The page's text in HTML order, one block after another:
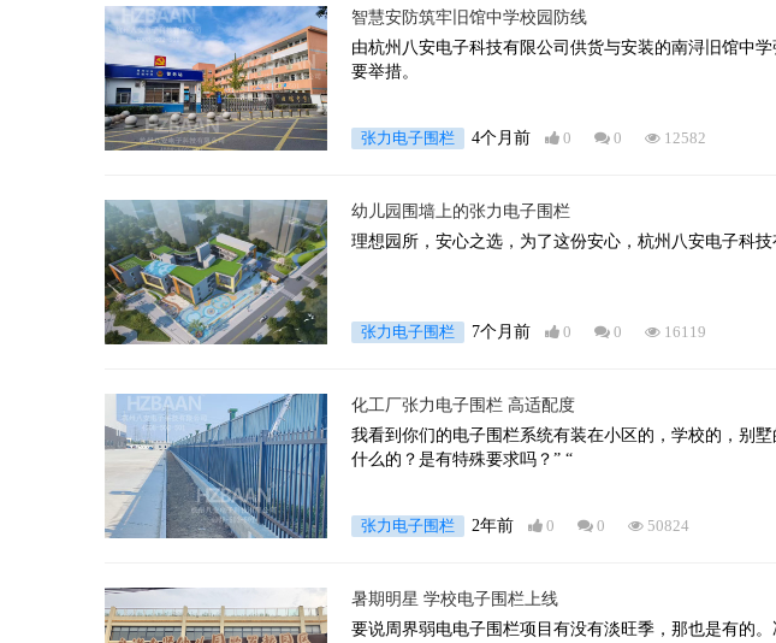
智慧安防筑牢旧馆中学校园防线
由杭州八安电子科技有限公司供货与安装的南浔旧馆中
要举措。
张力电子围栏 4个月前 0 0 12582
幼儿园围墙上的张力电子围栏
理想园所，安心之选，为了这份安心，杭州八安电子科
张力电子围栏 7个月前 0 0 16119
化工厂张力电子围栏 高适配度
我看到你们的电子围栏系统有装在小区的，学校的，别墅的，
什么的？是有特殊要求吗？” “
张力电子围栏 2年前 0 0 50824
暑期明星 学校电子围栏上线
要说周界弱电电子围栏项目有没有淡旺季，那也是有的。